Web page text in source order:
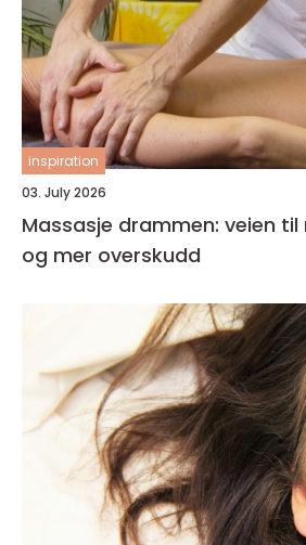
inspiration
03. July 2026
Massasje drammen: veien
og mer overskudd